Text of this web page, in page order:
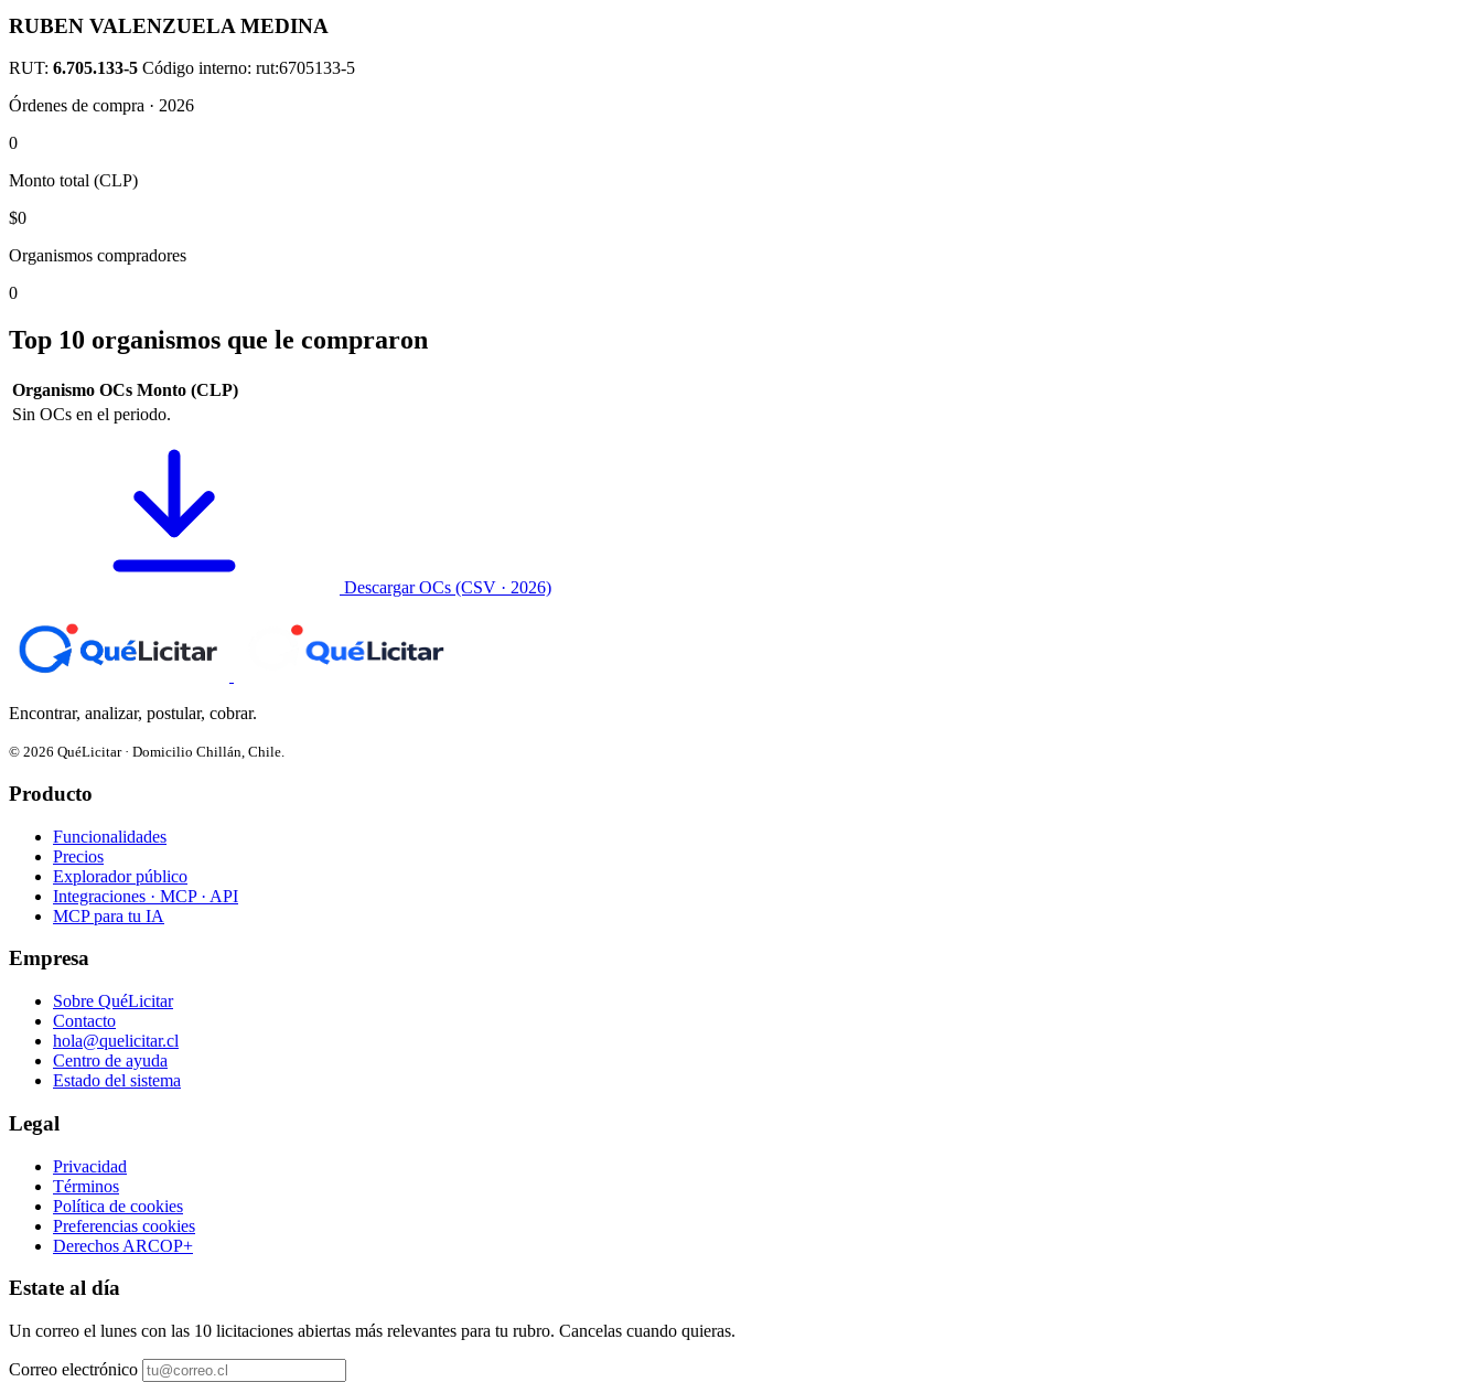
RUBEN VALENZUELA MEDINA
RUT: 6.705.133-5 Código interno: rut:6705133-5
Órdenes de compra · 2026
0
Monto total (CLP)
$0
Organismos compradores
0
Top 10 organismos que le compraron
Organismo OCs Monto (CLP)
Sin OCs en el periodo.
Descargar OCs (CSV · 2026)
Encontrar, analizar, postular, cobrar.
© 2026 QuéLicitar · Domicilio Chillán, Chile.
Producto
Funcionalidades
Precios
Explorador público
Integraciones · MCP · API
MCP para tu IA
Empresa
Sobre QuéLicitar
Contacto
hola@quelicitar.cl
Centro de ayuda
Estado del sistema
Legal
Privacidad
Términos
Política de cookies
Preferencias cookies
Derechos ARCOP+
Estate al día
Un correo el lunes con las 10 licitaciones abiertas más relevantes para tu rubro. Cancelas cuando quieras.
Correo electrónico